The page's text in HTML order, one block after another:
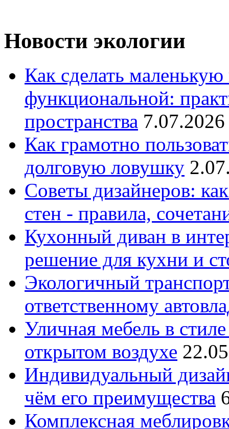
Новости экологии
Как сделать
функциональной:
пространства
Как грамотно
долговую ловушку
Советы дизайнеров:
стен - правила,
Кухонный диван в
решение для кухни и
Экологичный
ответственному
Уличная мебель в
открытом воздухе
Индивидуальный
чём его преимущества
Комплексная